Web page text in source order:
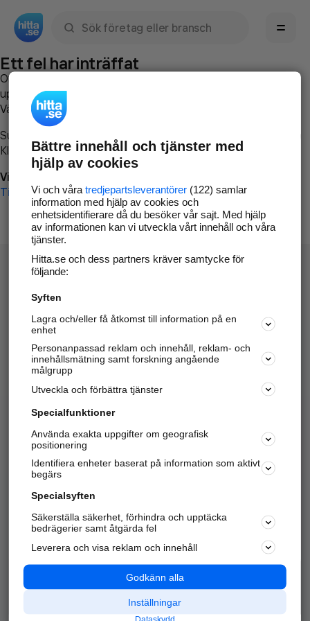
Ett fel har inträffat
Om du vill kan du
uppstod så att vi lättare och snabbare kan avhjälpa det.
Vänligen försök med följande:
Surfa till
Klicka påTillbaka-knappen i webbläsaren och försök igen
Vi beklagar besväret!
Till startsidan
Hitta.se - Gratis nummerupplysning.
Sök företag, personer och platser.
Hitta telefonnummer, adresser, företagsinfo mm.
Marknadsför företaget
Kom igång och annonsera mot
samarbetspartners nära dig.
Alla kategorier
Populära sökningar
API & Kartor
Annonsera
Integritet
Nödnummer
Bättre innehåll och tjänster med
hjälp av cookies
Vi och våra tredjepartsleverantörer(122) samlar
information med hjälp av cookies och
enhetsidentifierare då du besöker vår sajt. Med hjälp
av informationen kan vi utveckla vårt innehåll och våra
tjänster.
Hitta.se och dess partners kräver samtycke för
följande:
Syften
Lagra och/eller få åtkomst till information på en
enhet
Personanpassad reklam och innehåll, reklam- och
innehållsmätning samt forskning angående
målgrupp
Utveckla och förbättra tjänster
Specialfunktioner
Använda exakta uppgifter om geografisk
positionering
Identifiera enheter baserat på information som aktivt
begärs
Specialsyften
Säkerställa säkerhet, förhindra och upptäcka
bedrägerier samt åtgärda fel
Leverera och visa reklam och innehåll
Godkänn alla
Inställningar
Dataskydd